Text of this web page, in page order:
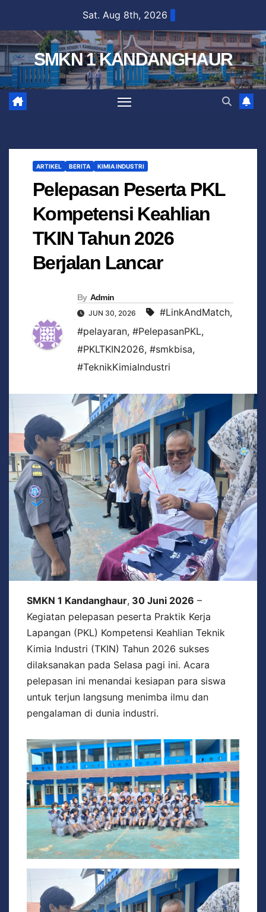
Sat. Aug 8th, 2026
SMKN 1 KANDANGHAUR
ARTIKEL BERITA KIMIA INDUSTRI
Pelepasan Peserta PKL
Kompetensi Keahlian
TKIN Tahun 2026
Berjalan Lancar
By Admin
JUN 30, 2026 #LinkAndMatch,
#pelayaran, #PelepasanPKL,
#PKLTKIN2026, #smkbisa,
#TeknikKimiaIndustri
SMKN 1 Kandanghaur, 30 Juni 2026 –
Kegiatan pelepasan peserta Praktik Kerja
Lapangan (PKL) Kompetensi Keahlian Teknik
Kimia Industri (TKIN) Tahun 2026 sukses
dilaksanakan pada Selasa pagi ini. Acara
pelepasan ini menandai kesiapan para siswa
untuk terjun langsung menimba ilmu dan
pengalaman di dunia industri.